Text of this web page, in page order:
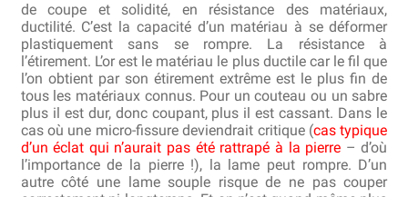
de coupe et solidité, en résistance des matériaux,
ductilité. C’est la capacité d’un matériau à se déformer
plastiquement sans se rompre. La résistance à
l’étirement. L’or est le matériau le plus ductile car le fil que
l’on obtient par son étirement extrême est le plus fin de
tous les matériaux connus. Pour un couteau ou un sabre
plus il est dur, donc coupant, plus il est cassant. Dans le
cas où une micro-fissure deviendrait critique (cas typique
d’un éclat qui n’aurait pas été rattrapé à la pierre – d’où
l’importance de la pierre !), la lame peut rompre. D’un
autre côté une lame souple risque de ne pas couper